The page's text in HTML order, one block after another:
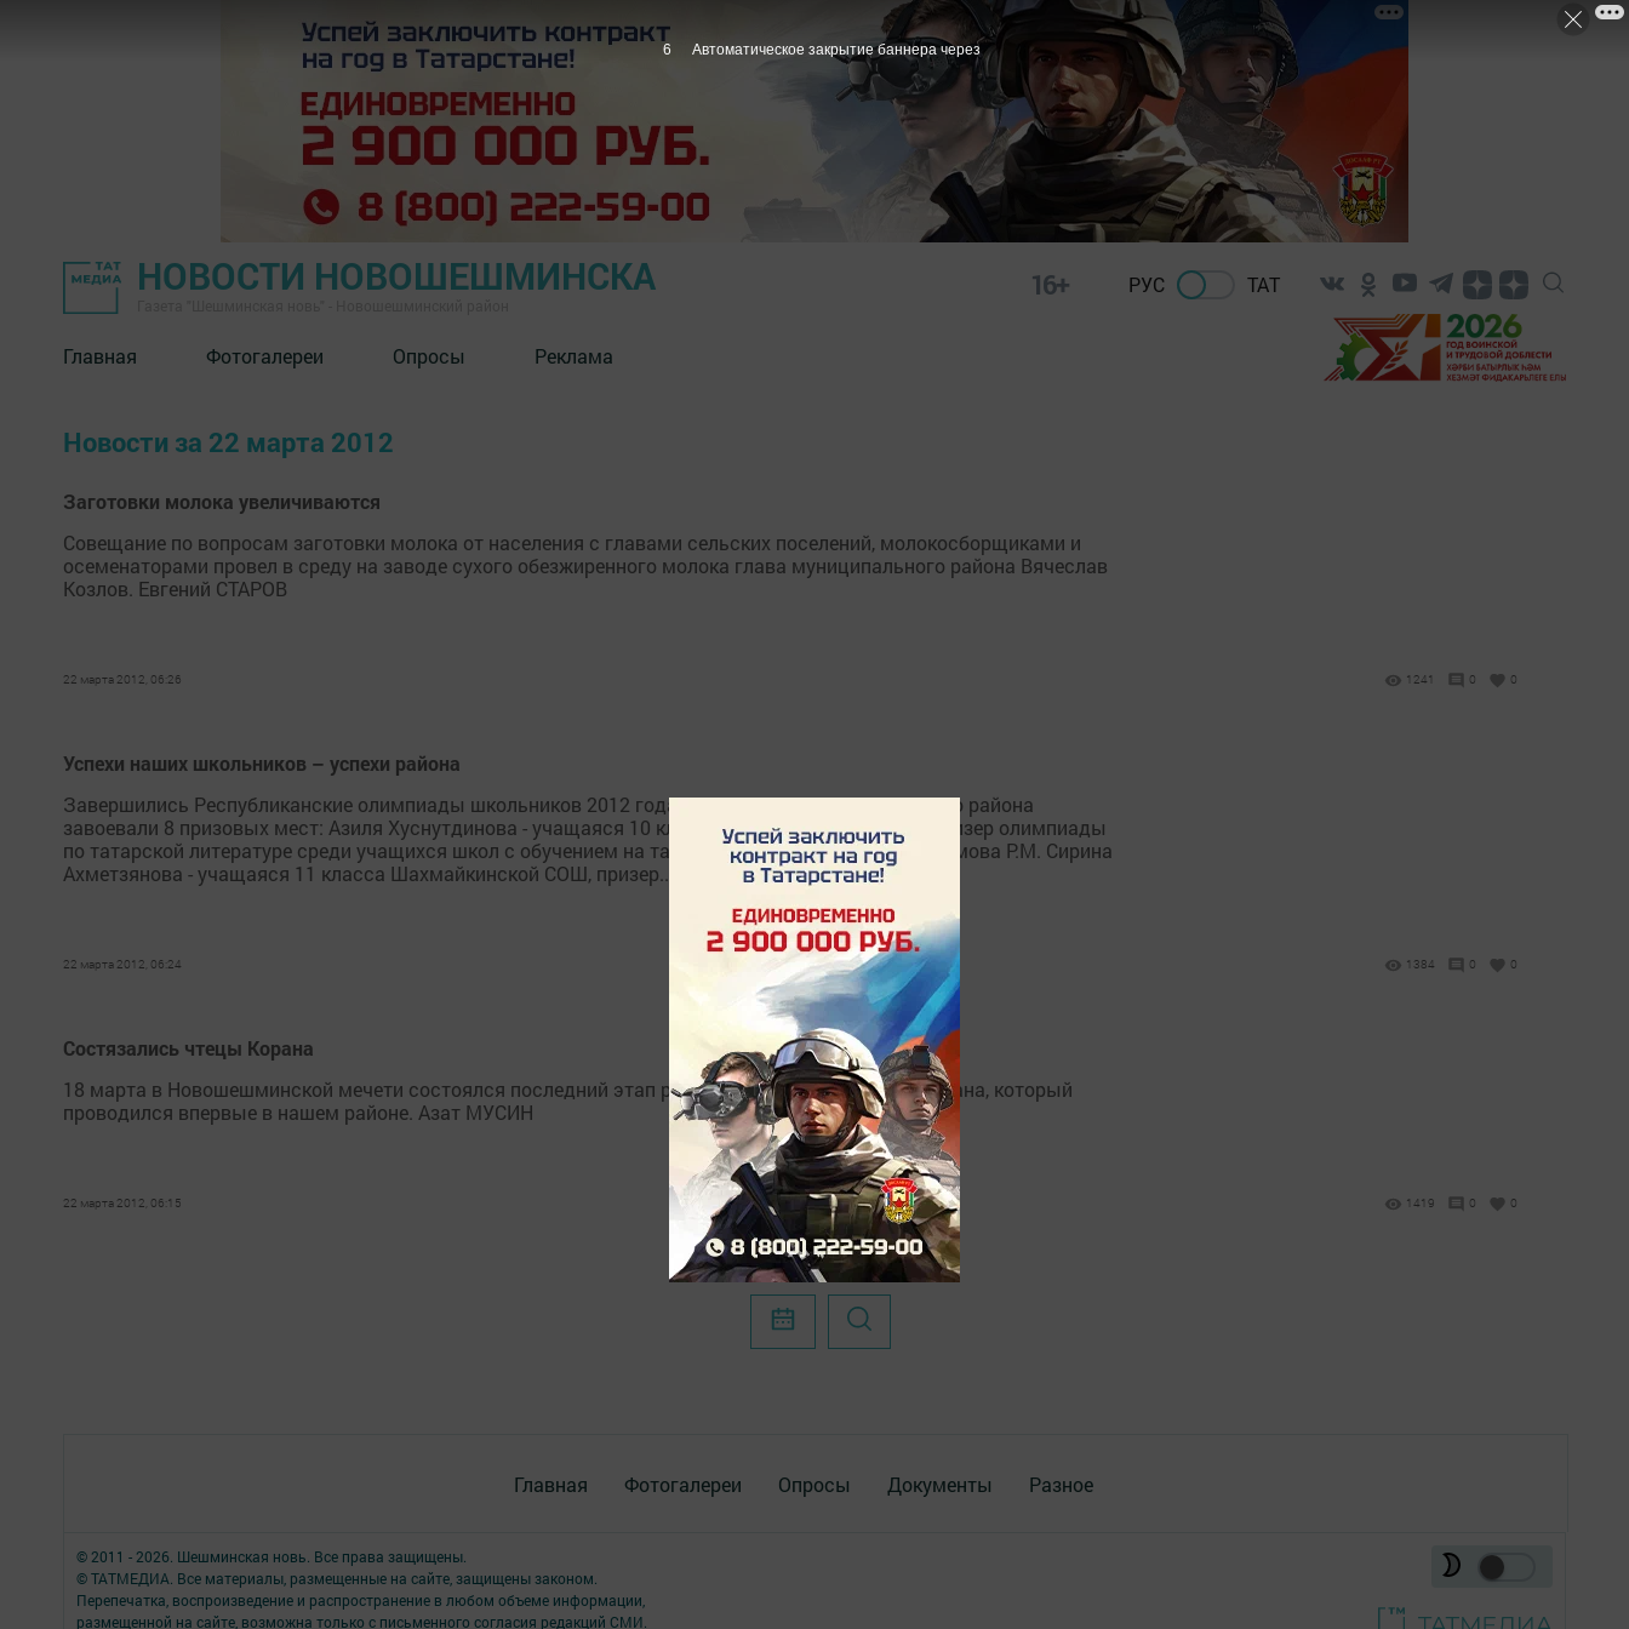
НОВОСТИ НОВОШЕШМИНСКА 16+ РУС ТАТ
Главная Фотогалереи Опросы Реклама
Новости за 22 марта 2012
Заготовки молока увеличиваются
Совещание по вопросам заготовки молока от населения с главами сельских поселений, молокосборщиками и
осеменаторами провел в среду на заводе сухого обезжиренного молока глава муниципального района Вячеслав
Козлов. Евгений СТАРОВ
22 марта 2012, 06:26 1241 0 0
Успехи наших школьников – успехи района
Завершились Республиканские олимпиады школьников 2012 года. В этом году учащиеся нашего района
завоевали 8 призовых мест: Азиля Хуснутдинова - учащаяся 10 класса Зиреклинского лицея, призер олимпиады
по татарской литературе среди учащихся школ с обучением на татарском языке. Учитель - Газымова Р.М. Сирина
Ахметзянова - учащаяся 11 класса Шахмайкинской СОШ, призер...
22 марта 2012, 06:24 1384 0 0
Состязались чтецы Корана
18 марта в Новошешминской мечети состоялся последний этап районного конкурса чтецов Корана, который
проводился впервые в нашем районе. Азат МУСИН
22 марта 2012, 06:15 1419 0 0
Главная Фотогалереи Опросы Документы Разное
© 2011 - 2026. Шешминская новь. Все права защищены.
© ТАТМЕДИА. Все материалы, размещенные на сайте, защищены законом.
Перепечатка, воспроизведение и распространение в любом объеме информации,
размещенной на сайте, возможна только с письменного согласия редакций СМИ.
6 Автоматическое закрытие баннера через